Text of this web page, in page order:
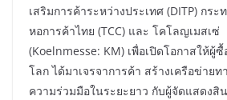
เสริมการค้าระหว่างประเทศ (DITP) กร
หอการค้าไทย (TCC) และ โคโลญเมสเซ่
(Koelnmesse: KM) เพื่อเปิดโอกาสให้ผู้
โลก ได้มาเจรจาการค้า สร้างเครือข่าย
ความร่วมมือในระยะยาว กับผู้จัดแสดงสิ